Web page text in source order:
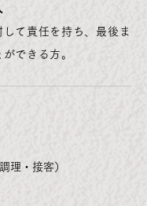
て責任を持ち、最後ま
できる方。
理・接客）